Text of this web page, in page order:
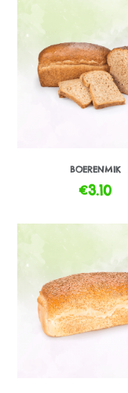
BOERENMIK
€3.10